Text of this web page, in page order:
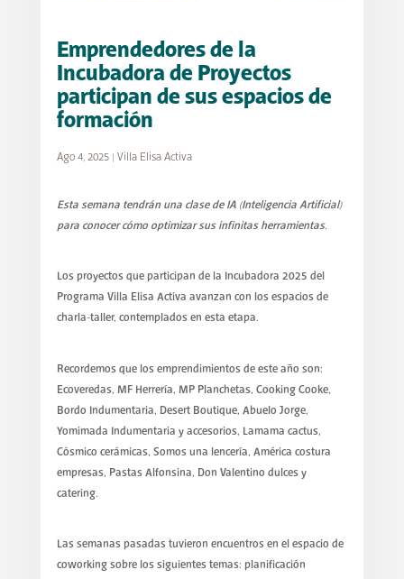
Emprendedores de la
Incubadora de Proyectos
participan de sus espacios de
formación
Ago 4, 2025| Villa Elisa Activa
Esta semana tendrán una clase de IA (Inteligencia Artificial)
para conocer cómo optimizar sus infinitas herramientas.
Los proyectos que participan de la Incubadora 2025 del
Programa Villa Elisa Activa avanzan con los espacios de
charla-taller, contemplados en esta etapa.
Recordemos que los emprendimientos de este año son:
Ecoveredas, MF Herrería, MP Planchetas, Cooking Cooke,
Bordo Indumentaria, Desert Boutique, Abuelo Jorge,
Yomimada Indumentaria y accesorios, Lamama cactus,
Cósmico cerámicas, Somos una lencería, América costura
empresas, Pastas Alfonsina, Don Valentino dulces y
catering.
Las semanas pasadas tuvieron encuentros en el espacio de
coworking sobre los siguientes temas: planificación